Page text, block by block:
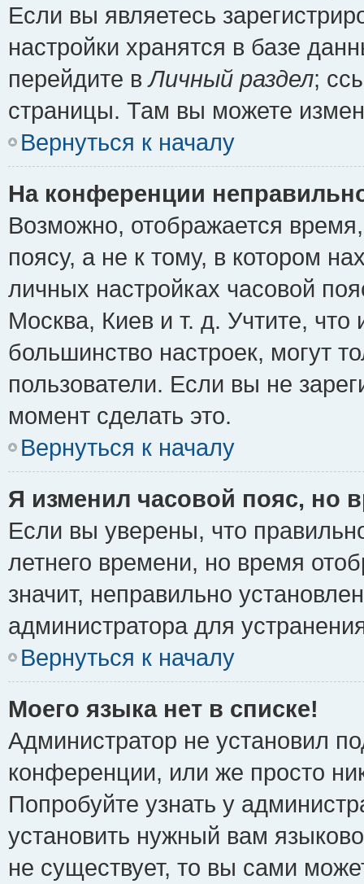
Если вы являетесь
настройки хранятся в базе
перейдите вЛичный раздел;
страницы. Там вы можете
Вернуться к началу
На конференции
Возможно, отображается
поясу, а не к тому, в котором
личных настройках часовой
Москва, Киев и т. д. Учтите, что
большинство настроек, могут
пользователи. Если вы не
момент сделать это.
Вернуться к началу
Я изменил часовой пояс, но
Если вы уверены, что
летнего времени, но время
значит, неправильно
администратора для
Вернуться к началу
Моего языка нет в списке!
Администратор не установил
конференции, или же просто
Попробуйте узнать у
установить нужный вам
не существует, то вы сами